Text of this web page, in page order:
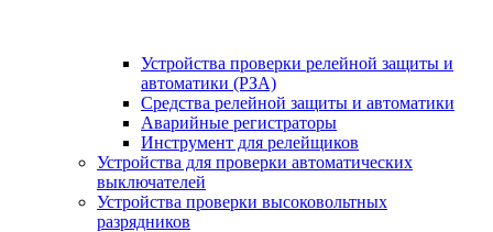
Устройства проверки релейной защиты и
автоматики (РЗА)
Средства релейной защиты и автоматики
Аварийные регистраторы
Инструмент для релейщиков
Устройства для проверки автоматических
выключателей
Устройства проверки высоковольтных
разрядников